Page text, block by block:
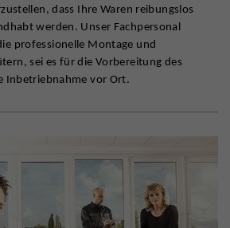
dass Ihre Waren reibungslos
werden. Unser Fachpersonal
professionelle Montage und
sei es für die Vorbereitung des
Inbetriebnahme vor Ort.